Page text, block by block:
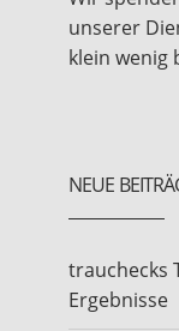
unserer
klein wenig
NEUE
trauchecks
Ergebnisse